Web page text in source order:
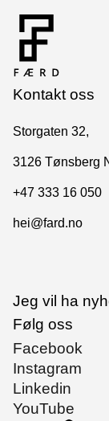
Kontakt oss
Storgaten 32,
3126 Tønsberg
+47 333 16 050
hei@fard.no
Jeg vil ha
Følg oss
Facebook
Instagram
Linkedin
YouTube